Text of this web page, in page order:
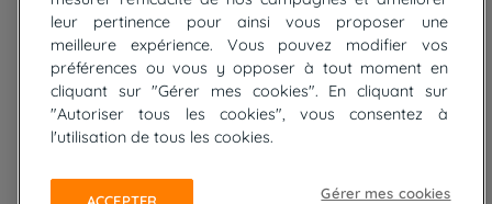
Cyclades : Amorgos et Naxos
Randonnée aux Bardenas Reales
De Collioure à Cadaquès à pied
Découverte des trésors de Madère
Rando Réunion en douceur
Trek sur Tenerife
leur pertinence pour ainsi vous proposer une
meilleure expérience. Vous pouvez modifier vos
préférences ou vous y opposer à tout moment en
cliquant sur "Gérer mes cookies". En cliquant sur
"Autoriser tous les cookies", vous consentez à
l'utilisation de tous les cookies.
Gérer mes cookies